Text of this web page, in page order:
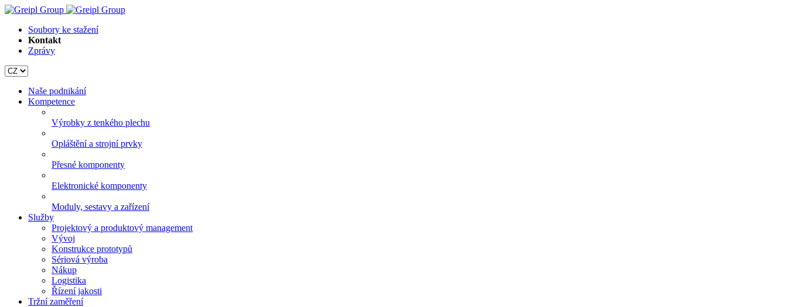
Soubory ke stažení
Kontakt
Zprávy
Naše podnikání
Kompetence
Výrobky z tenkého plechu
Opláštění a strojní prvky
Přesné komponenty
Elektronické komponenty
Moduly, sestavy a zařízení
Služby
Projektový a produktový management
Vývoj
Konstrukce prototypů
Sériová výroba
Nákup
Logistika
Řízení jakosti
Tržní zaměření